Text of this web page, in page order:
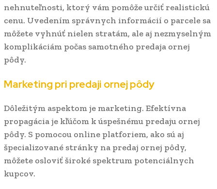
nehnuteľnosti, ktorý vám pomôže určiť realistickú
cenu. Uvedením správnych informácií o parcele sa
môžete vyhnúť nielen stratám, ale aj nezmyselným
komplikáciám počas samotného predaja ornej
pôdy.
Marketing pri predaji ornej pôdy
Dôležitým aspektom je marketing. Efektívna
propagácia je kľúčom k úspešnému predaju ornej
pôdy. S pomocou online platforiem, ako sú aj
špecializované stránky na predaj ornej pôdy,
môžete osloviť široké spektrum potenciálnych
kupcov.